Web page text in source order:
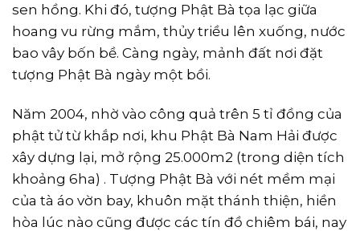
sen hồng. Khi đó, tượng Phật Bà tọa lạc giữa
hoang vu rừng mắm, thủy triều lên xuống, nước
bao vây bốn bề. Càng ngày, mảnh đất nơi đặt
tượng Phật Bà ngày một bồi.
Năm 2004, nhờ vào công quả trên 5 tỉ đồng của
phật tử từ khắp nơi, khu Phật Bà Nam Hải được
xây dựng lại, mở rộng 25.000m2 (trong diện tích
khoảng 6ha) . Tượng Phật Bà với nét mềm mại
của tà áo vờn bay, khuôn mặt thánh thiện, hiền
hòa lúc nào cũng được các tín đồ chiêm bái, nay